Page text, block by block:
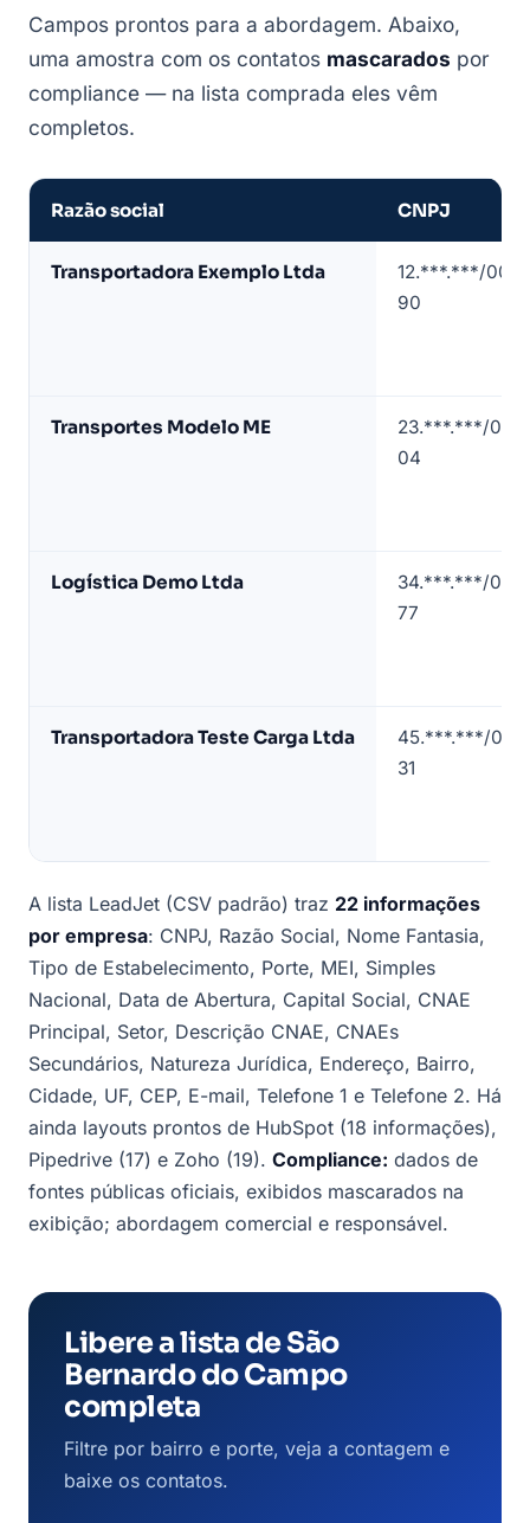
Campos prontos para a abordagem. Abaixo,
uma amostra com os contatos mascarados por
compliance — na lista comprada eles vêm
completos.
São
mascarados)
Razão social CNPJ
Transportadora Exemplo Ltda
12.***.***/
90
Transportes Modelo ME
23.***.***/
04
Logística Demo Ltda
34.***.***/
77
Transportadora Teste Carga Ltda
45.***.***/
31
A lista LeadJet (CSV padrão) traz 22 informações
por empresa: CNPJ, Razão Social, Nome Fantasia,
Tipo de Estabelecimento, Porte, MEI, Simples
Nacional, Data de Abertura, Capital Social, CNAE
Principal, Setor, Descrição CNAE, CNAEs
Secundários, Natureza Jurídica, Endereço, Bairro,
Cidade, UF, CEP, E-mail, Telefone 1 e Telefone 2. Há
ainda layouts prontos de HubSpot (18 informações),
Pipedrive (17) e Zoho (19). Compliance: dados de
fontes públicas oficiais, exibidos mascarados na
exibição; abordagem comercial e responsável.
Libere a lista de São
Bernardo do Campo
completa
Filtre por bairro e porte, veja a contagem e
baixe os contatos.